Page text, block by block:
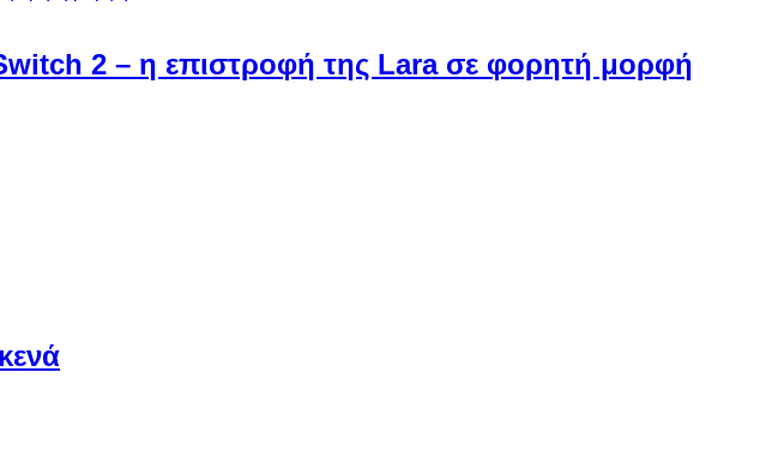
2 – η επιστροφή της Lara σε φορητή μορφή